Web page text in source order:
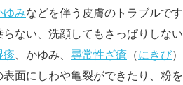
ゆみなどを伴う皮膚のトラブルで
ない、洗顔してもさっぱりしな
疹、かゆみ、 尋常性ざ瘡 （にきび
面にしわや亀裂ができたり、粉